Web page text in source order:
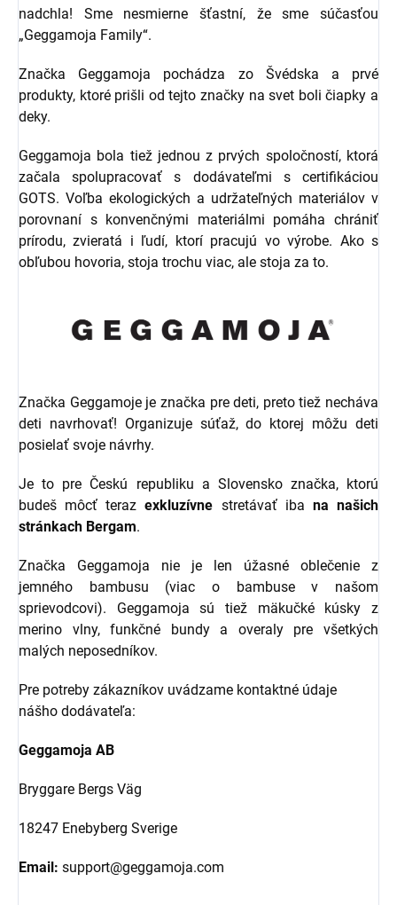
nadchla! Sme nesmierne šťastní, že sme súčasťou
„Geggamoja Family“.
Značka Geggamoja pochádza zo Švédska a prvé
produkty, ktoré prišli od tejto značky na svet boli čiapky a
deky.
Geggamoja bola tiež jednou z prvých spoločností, ktorá
začala spolupracovať s dodávateľmi s certifikáciou
GOTS. Voľba ekologických a udržateľných materiálov v
porovnaní s konvenčnými materiálmi pomáha chrániť
prírodu, zvieratá i ľudí, ktorí pracujú vo výrobe. Ako s
obľubou hovoria, stoja trochu viac, ale stoja za to.
Značka Geggamoje je značka pre deti, preto tiež necháva
deti navrhovať! Organizuje súťaž, do ktorej môžu deti
posielať svoje návrhy.
Je to pre Českú republiku a Slovensko značka, ktorú
budeš môcť terazexkluzívne stretávať iba na našich
stránkach Bergam.
Značka Geggamoja nie je len úžasné oblečenie z
jemného bambusu (viac o bambuse v našom
sprievodcovi). Geggamoja sú tiež mäkučké kúsky z
merino vlny, funkčné bundy a overaly pre všetkých
malých neposedníkov.
Pre potreby zákazníkov uvádzame kontaktné údaje
nášho dodávateľa:
Geggamoja AB
Bryggare Bergs Väg
18247 Enebyberg Sverige
Email: support@geggamoja.com